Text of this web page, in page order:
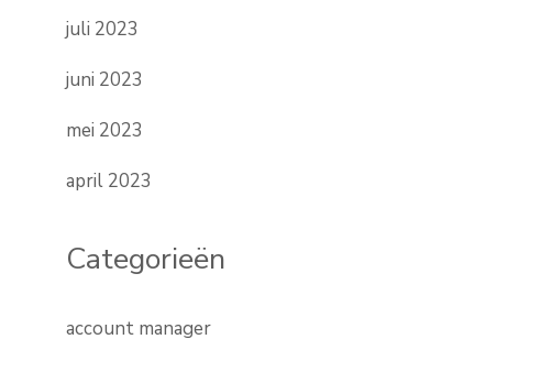
juli 2023
juni 2023
mei 2023
april 2023
Categorieën
account manager